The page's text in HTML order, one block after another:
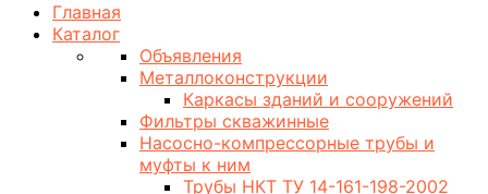
Главная
Каталог
Объявления
Металлоконструкции
Каркасы зданий и сооружений
Фильтры скважинные
Насосно-компрессорные трубы и
муфты к ним
Трубы НКТ ТУ 14-161-198-2002